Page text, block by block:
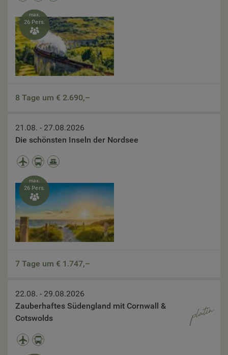
max.
26 Pers.

8 Tage um € 2.690,–
21.08. - 27.08.2026
Die schönsten Inseln der Nordsee
max.
26 Pers.

7 Tage um € 1.747,–
22.08. - 29.08.2026
Zauberhaftes Südengland mit Cornwall &
Cotswolds